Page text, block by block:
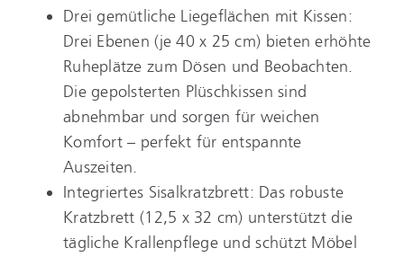
Drei gemütliche Liegeflächen mit Kissen:
Drei Ebenen (je 40 x 25 cm) bieten erhöhte
Ruheplätze zum Dösen und Beobachten.
Die gepolsterten Plüschkissen sind
abnehmbar und sorgen für weichen
Komfort – perfekt für entspannte
Auszeiten.
Integriertes Sisalkratzbrett: Das robuste
Kratzbrett (12,5 x 32 cm) unterstützt die
tägliche Krallenpflege und schützt Möbel